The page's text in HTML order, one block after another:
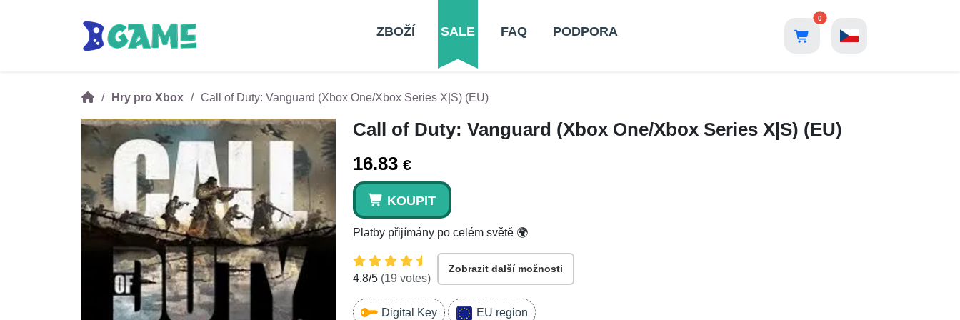
ZBOŽÍ SALE FAQ PODPORA
0
Hry pro Xbox Call of Duty: Vanguard (Xbox One/Xbox Series X|S) (EU)
Call of Duty: Vanguard (Xbox One/Xbox Series X|S) (EU)
16.83 €
KOUPIT
Platby přijímány po celém světě 🌍
4.8/5 (19 votes)
Zobrazit další možnosti
Digital Key EU region